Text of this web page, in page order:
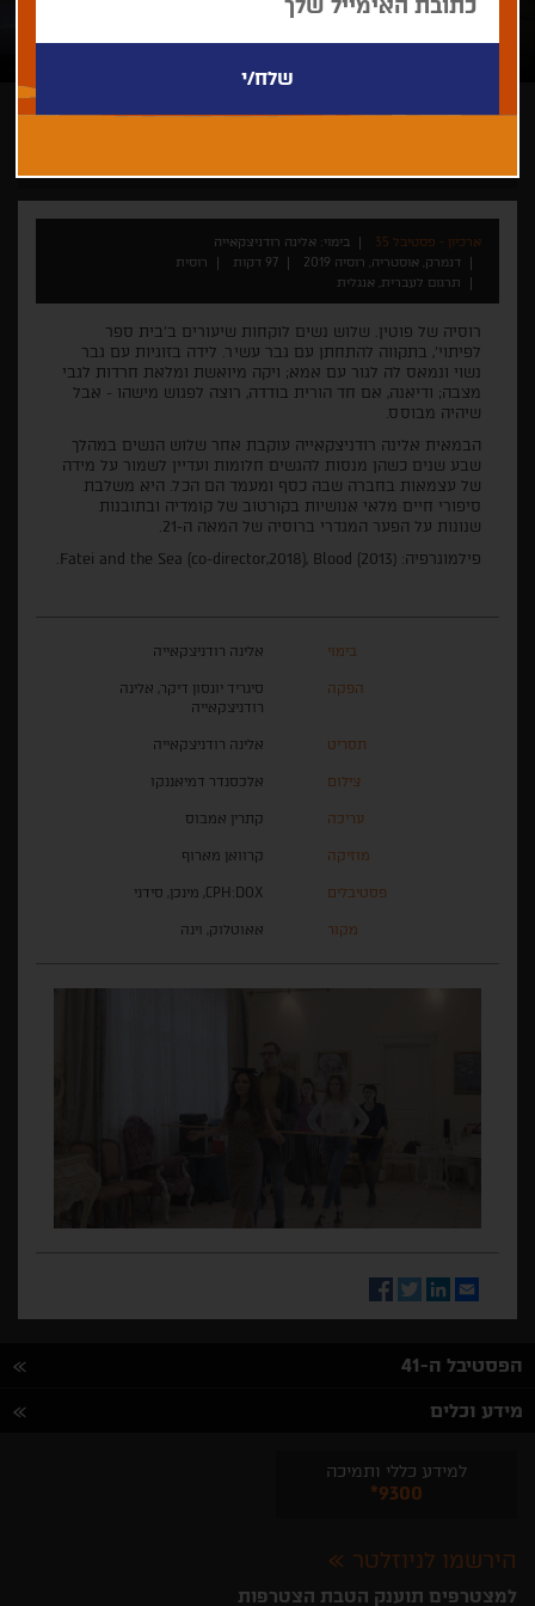
ארכיון - פסטיבל 35
בימוי: אלינה רודניצקאייה
דנמרק, אוסטריה, רוסיה 2019
97 דקות
רוסית
תרגום לעברית, אנגלית
רוסיה של פוטין. שלוש נשים לוקחות שיעורים ב'בית ספר
לפיתוי', בתקווה להתחתן עם גבר עשיר. לידה בזוגיות עם גבר
נשוי ונמאס לה לגור עם אמא; ויקה מיואשת ומלאת חרדות לגבי
מצבה; ודיאנה, אם חד הורית בודדה, רוצה לפגוש מישהו - אבל
שיהיה מבוסס.
הבמאית אלינה רודניצקאייה עוקבת אחר שלוש הנשים במהלך
שבע שנים כשהן מנסות להגשים חלומות ועדיין לשמור על מידה
של עצמאות בחברה שבה כסף ומעמד הם הכל. היא משלבת
סיפורי חיים מלאי אנושיות בקורטוב של קומדיה ובתובנות
שנונות על הפער המגדרי ברוסיה של המאה ה-21.
פילמוגרפיה: (Fatei and the Sea (co-director,2018), Blood (2013.
בימוי אלינה רודניצקאייה
הפקה
סיגריד יונסון דיקר, אלינה
רודניצקאייה
תסריט אלינה רודניצקאייה
צילום אלכסנדר דמיאננקו
עריכה קתרין אמבוס
מוזיקה קרוואן מארוף
פסטיבלים CPH:DOX, מינכן, סידני
מקור אאוטלוק, וינה
Email
LinkedIn
Twitter
Facebook
הפסטיבל ה-41
מידע וכלים
למידע כללי ותמיכה
*9300
הירשמו לניוזלטר
למצטרפים תוענק הטבת הצטרפות